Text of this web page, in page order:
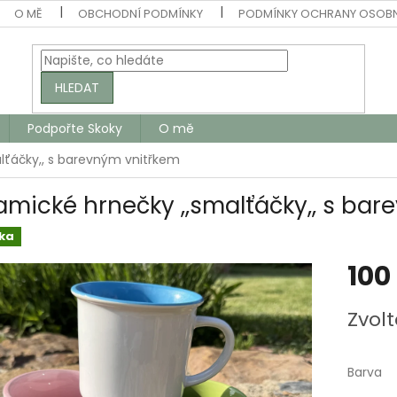
O MĚ OBCHODNÍ PODMÍNKY PODMÍNKY OCHRANY
HLEDAT
Podpořte Skoky
O mě
s barevným vnitřkem
hrnečky ,,smalťáčky,, s
cena:
Barva